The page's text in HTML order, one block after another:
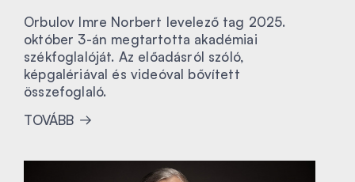
Orbulov Imre Norbert levelező tag 2025.
október 3-án megtartotta akadémiai
székfoglalóját. Az előadásról szóló,
képgalériával és videóval bővített
összefoglaló.
TOVÁBB